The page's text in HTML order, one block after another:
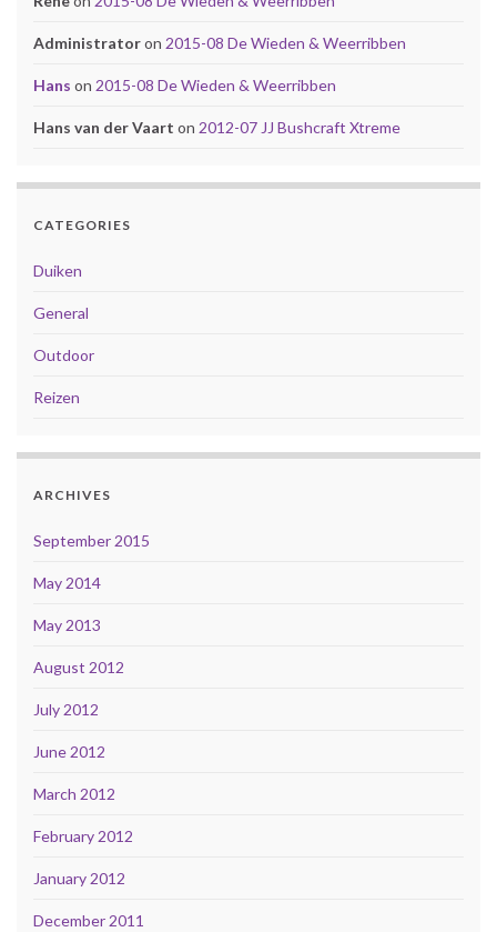
Administratoron 2015-08 De Wieden & Weerribben
Hans on 2015-08 De Wieden & Weerribben
Hans van der Vaart on 2012-07 JJ Bushcraft Xtreme
CATEGORIES
Duiken
General
Outdoor
Reizen
ARCHIVES
September 2015
May 2014
May 2013
August 2012
July 2012
June 2012
March 2012
February 2012
January 2012
December 2011